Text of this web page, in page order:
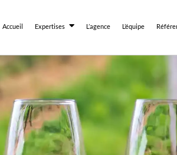
Accueil Expertises L’agence L’équipe